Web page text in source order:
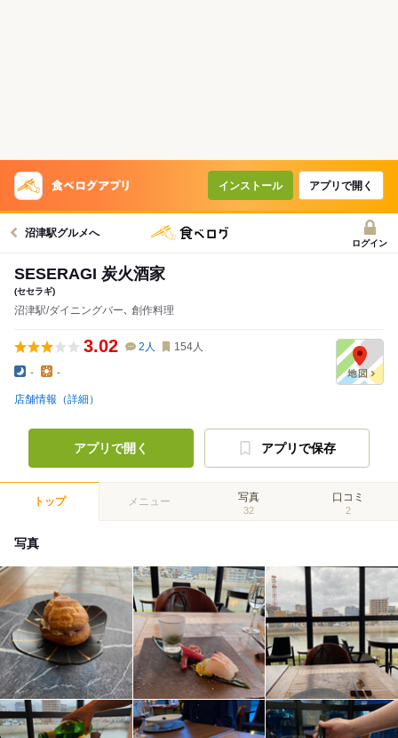
インストール アプリで開く
沼津駅グルメへ
ログイン
SESERAGI 炭火酒家
(セセラギ)
沼津駅/ダイニングバー､ 創作料理
3.02 2 人 154人
- -
店舗情報（詳細）
アプリで開く アプリで保存
トップ メニュー 写真
32
口コミ
2
写真